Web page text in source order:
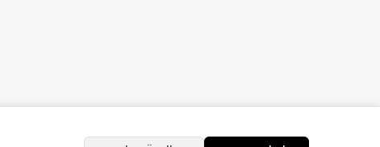
Copyright © 2024 Bursaipek Tüm Hakları Saklıdır İzinsiz Kullanılamaz